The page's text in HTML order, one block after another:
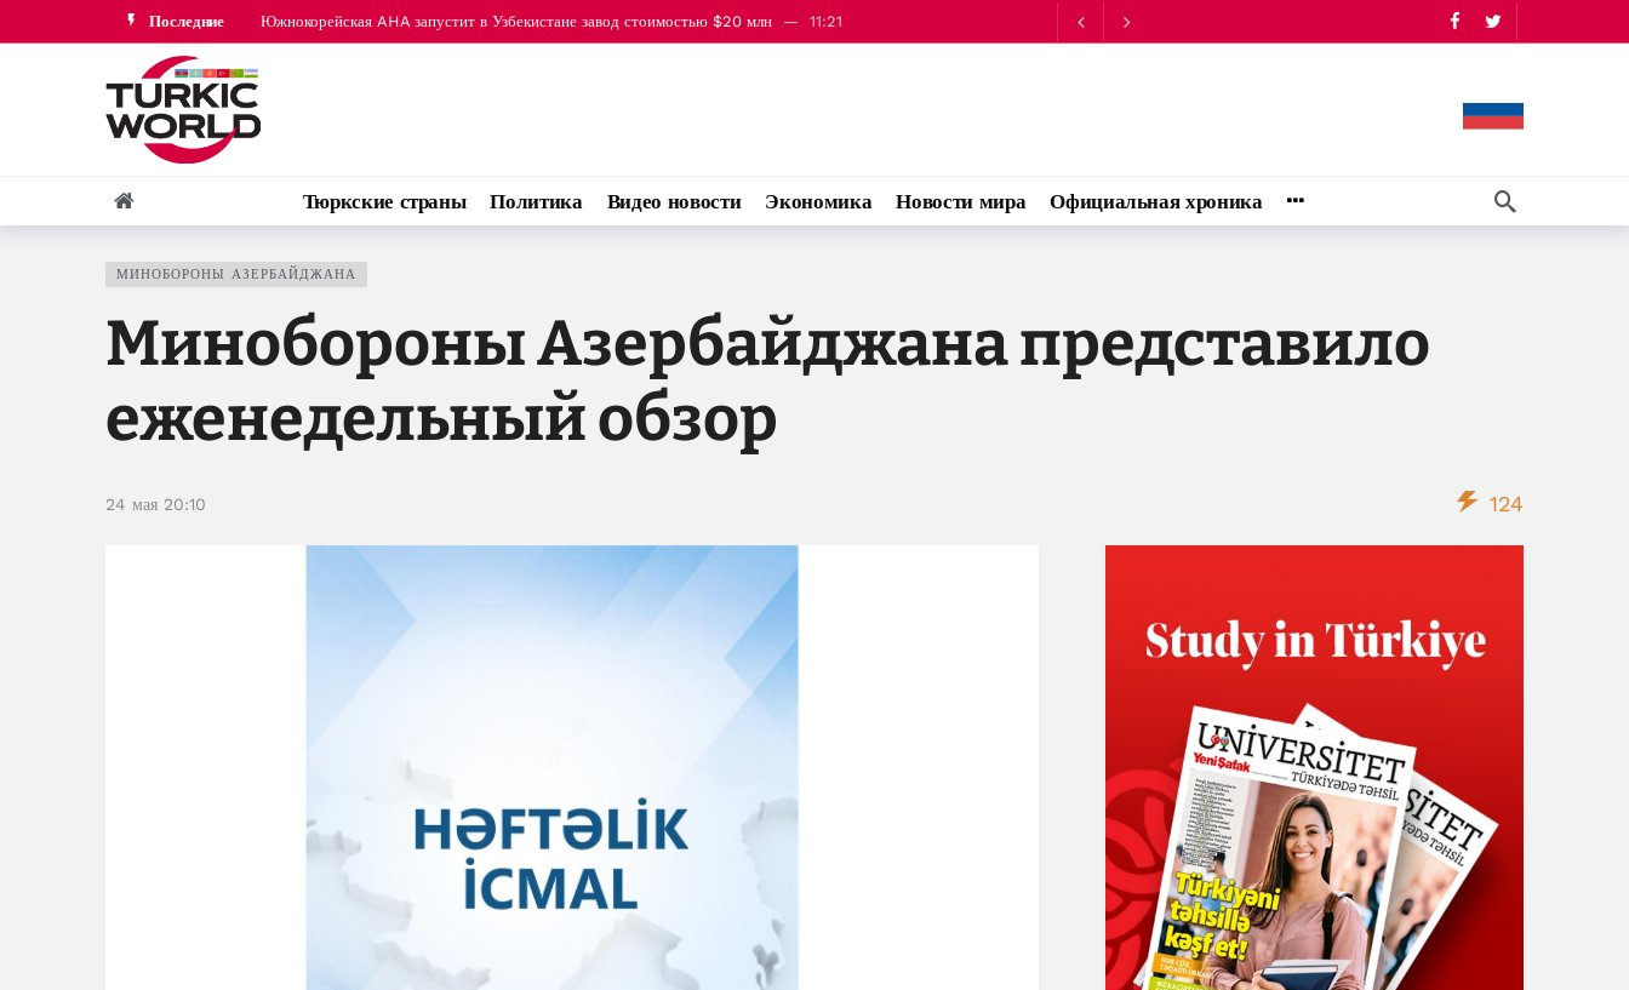
Последние Южнокорейская AHA запустит в Узбекистане завод стоимостью $20 млн 11:21
Тюркские страны Политика Видео новости Экономика Новости мира Официальная хроника
МИНОБОРОНЫ АЗЕРБАЙДЖАНА
Минобороны Азербайджана представило
еженедельный обзор
24 мая 20:10 124